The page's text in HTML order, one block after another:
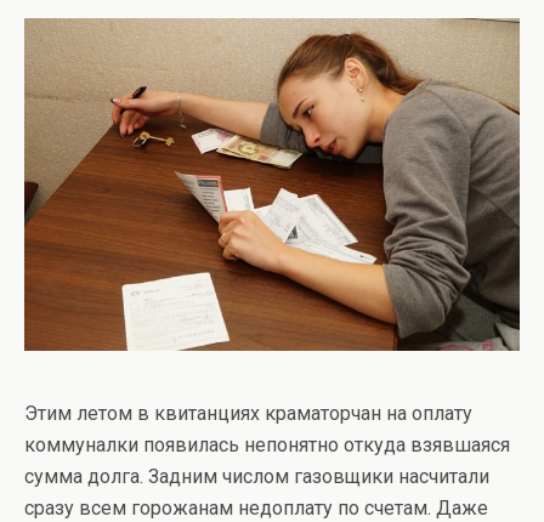
Этим летом в квитанциях краматорчан на оплату
коммуналки появилась непонятно откуда взявшаяся
сумма долга. Задним числом газовщики насчитали
сразу всем горожанам недоплату по счетам. Даже